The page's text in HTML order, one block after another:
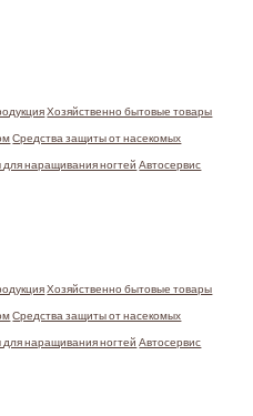
Хозяйственно бытовые товары
Средства защиты от насекомых
наращивания ногтей Автосервис
Хозяйственно бытовые товары
Средства защиты от насекомых
наращивания ногтей Автосервис